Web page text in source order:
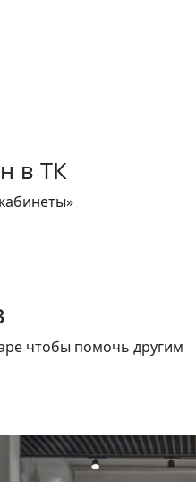
в ТК
чтобы помочь другим